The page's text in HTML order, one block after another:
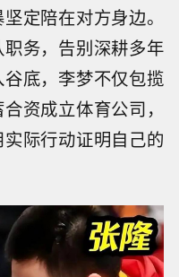
定陪在对方身边。
务，告别深耕多年
底，李梦不仅包揽
资成立体育公司，
际行动证明自己的